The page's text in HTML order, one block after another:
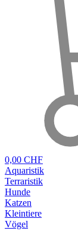
0,00 CHF
Aquaristik
Terraristik
Hunde
Katzen
Kleintiere
Vögel